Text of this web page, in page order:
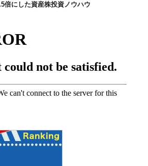
倍にした資産株投資ノウハウ